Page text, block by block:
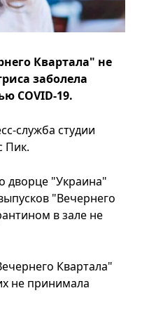
Квартала" не
заболела
COVID-19.
служба студии
Пик.
дворце "Украина"
"Вечернего
в зале не
Квартала"
не принимала